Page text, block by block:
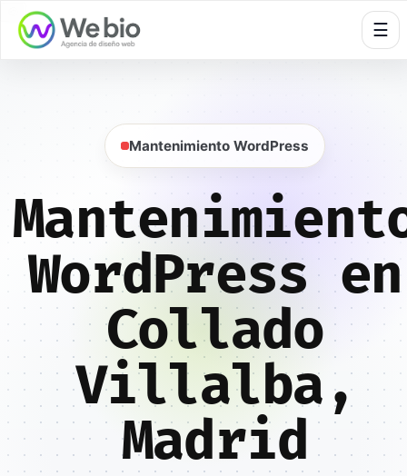
☰
Mantenimiento WordPress
WordPress en
Collado
Villalba,
Madrid